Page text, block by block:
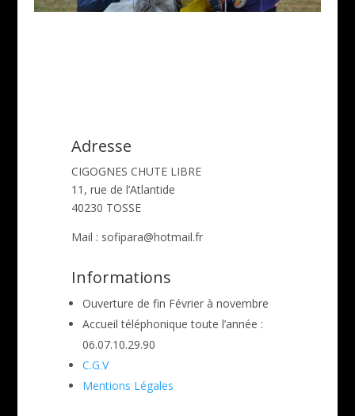
Adresse
CIGOGNES CHUTE LIBRE
11, rue de l’Atlantide
40230 TOSSE
Mail : sofipara@hotmail.fr
Informations
Ouverture de fin Février à novembre
Accueil téléphonique toute l’année :
06.07.10.29.90
C.G.V
Mentions Légales